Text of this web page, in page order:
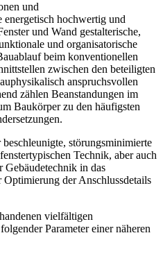
und
energetisch hochwertig und
und Wand gestalterische,
und organisatorische
beim konventionellen
zwischen den beteiligten
anspruchsvollen
zählen Beanstandungen im
Baukörper zu den häufigsten
störungsminimierte
Technik, aber auch
Gebäudetechnik in das
der Anschlussdetails
vielfältigen
Parameter einer näheren